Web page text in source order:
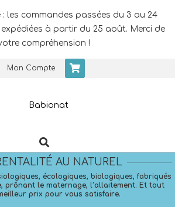
les commandes passées du 3 au 24
à partir du 25 août. Merci de
compréhension !
Mon Compte
Search
AU NATUREL
écologiques, biologiques, fabriqués
prônant le maternage, l’allaitement. Et tout
prix pour vous satisfaire.